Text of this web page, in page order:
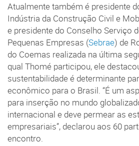
Atualmente também é presidente
Indústria da Construção Civil e
e presidente do Conselho Serviço
Pequenas Empresas (Sebrae) de
do Coemas realizada na última
qual Thomé participou, ele
sustentabilidade é determinante
econômico para o Brasil. “É um
para inserção no mundo
internacional e deve permear as
empresariais”, declarou aos 60
encontro.